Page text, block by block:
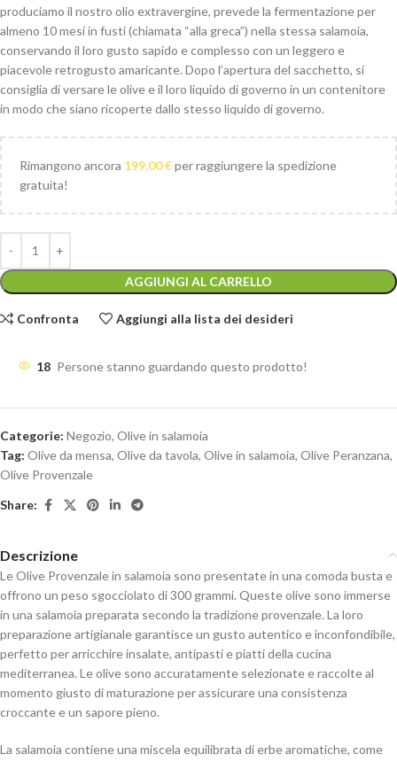
produciamo il nostro olio extravergine, prevede la fermentazione per
almeno 10 mesi in fusti (chiamata “alla greca”) nella stessa salamoia,
conservando il loro gusto sapido e complesso con un leggero e
piacevole retrogusto amaricante. Dopo l’apertura del sacchetto, si
consiglia di versare le olive e il loro liquido di governo in un contenitore
in modo che siano ricoperte dallo stesso liquido di governo.
Rimangono ancora 199,00€per raggiungere la spedizione
gratuita!
AGGIUNGI AL CARRELLO
Confronta Aggiungi alla lista dei desideri
18 Persone stanno guardando questo prodotto!
Categorie: Negozio, Olive in salamoia
Tag: Olive da mensa, Olive da tavola, Olive in salamoia, Olive Peranzana,
Olive Provenzale
Share:
Descrizione
Le Olive Provenzale in salamoia sono presentate in una comoda busta e
offrono un peso sgocciolato di 300 grammi. Queste olive sono immerse
in una salamoia preparata secondo la tradizione provenzale. La loro
preparazione artigianale garantisce un gusto autentico e inconfondibile,
perfetto per arricchire insalate, antipasti e piatti della cucina
mediterranea. Le olive sono accuratamente selezionate e raccolte al
momento giusto di maturazione per assicurare una consistenza
croccante e un sapore pieno.
La salamoia contiene una miscela equilibrata di erbe aromatiche, come